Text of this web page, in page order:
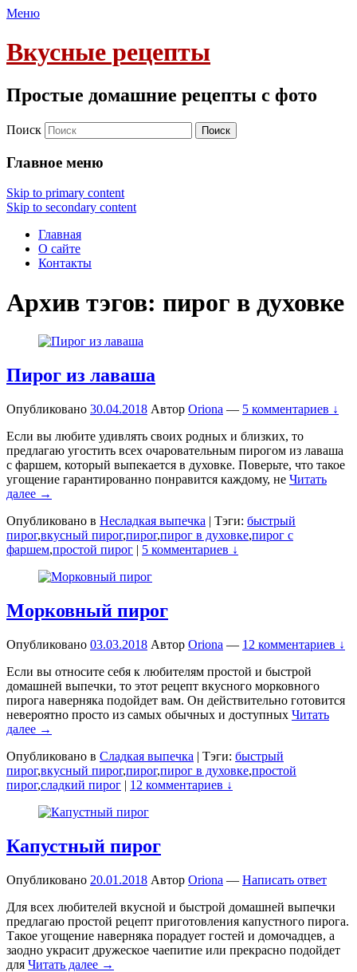
Меню
Вкусные рецепты
Простые домашние рецепты с фото
Поиск
Главное меню
Skip to primary content
Skip to secondary content
Главная
О сайте
Контакты
Архив тэгов: пирог в духовке
Пирог из лаваша
Опубликовано 30.04.2018 Автор Oriona — 5 комментариев ↓
Если вы любите удивлять своих родных и близких, то
предлагаю угостить всех очаровательным пирогом из лаваша
с фаршем, который выпекается в духовке. Поверьте, что такое
угощение гарантированно понравится каждому, не Читать
далее →
Опубликовано в Несладкая выпечка | Тэги: быстрый
пирог,вкусный пирог,пирог,пирог в духовке,пирог с
фаршем,простой пирог | 5 комментариев ↓
Морковный пирог
Опубликовано 03.03.2018 Автор Oriona — 12 комментариев ↓
Если вы относите себя к любителям простой и быстрой
домашней выпечки, то этот рецепт вкусного морковного
пирога наверняка подойдет вам. Он действительно готовится
невероятно просто из самых обычных и доступных Читать
далее →
Опубликовано в Сладкая выпечка | Тэги: быстрый
пирог,вкусный пирог,пирог,пирог в духовке,простой
пирог,сладкий пирог | 12 комментариев ↓
Капустный пирог
Опубликовано 20.01.2018 Автор Oriona — Написать ответ
Для всех любителей вкусной и быстрой домашней выпечки
предлагаю простой рецепт приготовления капустного пирога.
Такое угощение наверняка порадует гостей и домочадцев, а
заодно украсит дружеское чаепитие или прекрасно подойдет
для Читать далее →